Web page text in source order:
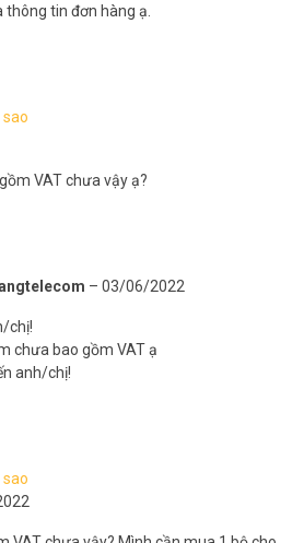
thông tin đơn hàng ạ.
sao
VAT chưa vậy ạ?
– 03/06/2022
chị!
chưa bao gồm VAT ạ
anh/chị!
sao